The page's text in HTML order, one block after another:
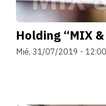
Holding “MIX &
Mié, 31/07/2019 - 12:00